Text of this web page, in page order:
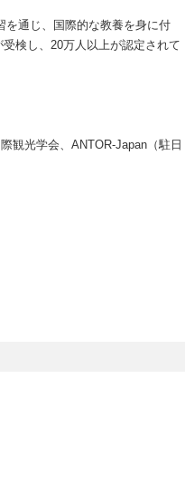
を通じ、国際的な教養を身に付
検し、20万人以上が認定されて
観光学会、ANTOR-Japan（駐日